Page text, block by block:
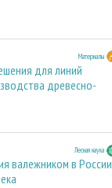
Материалы
для линий
древесно-
Лесная наука
валежником в России